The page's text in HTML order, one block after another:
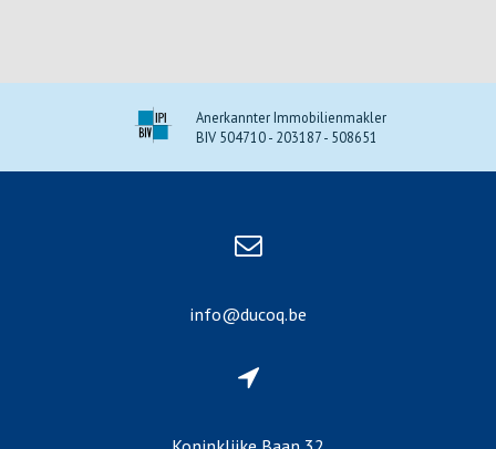
Anerkannter Immobilienmakler
BIV 504710 - 203187 - 508651
info@ducoq.be